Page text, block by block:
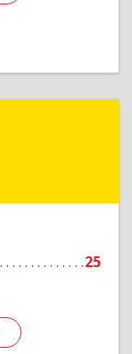
25
Андрей
Подробнее